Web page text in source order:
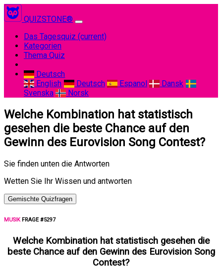
QUIZSTONE®
Das Tagesquiz (current)
Kategorien
Thema Quiz
Deutsch
English
Deutsch Espanol
Dansk
Svenska
Norsk
Welche Kombination hat statistisch
gesehen die beste Chance auf den
Gewinn des Eurovision Song Contest?
Sie finden unten die Antworten
Wetten Sie Ihr Wissen und antworten
Gemischte Quizfragen
MUSIKFRAGE #5297
Welche Kombination hat statistisch gesehen die
beste Chance auf den Gewinn des Eurovision Song
Contest?